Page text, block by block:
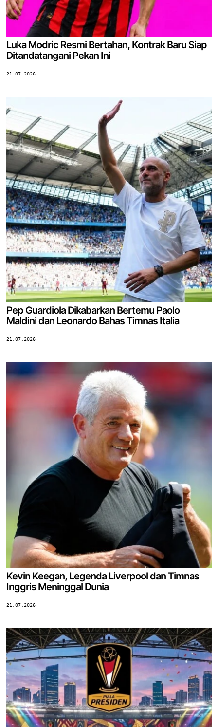
Luka Modric Resmi Bertahan, Kontrak Baru Siap
Ditandatangani Pekan Ini
21.07.2026
Pep Guardiola Dikabarkan Bertemu Paolo
Maldini dan Leonardo Bahas Timnas Italia
21.07.2026
Kevin Keegan, Legenda Liverpool dan Timnas
Inggris Meninggal Dunia
21.07.2026